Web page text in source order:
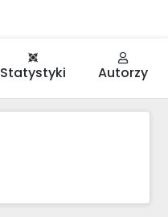
Statystyki Autorzy